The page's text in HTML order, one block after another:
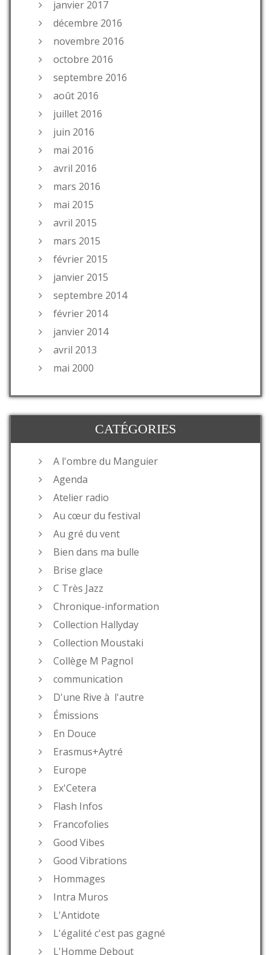
janvier 2017
décembre 2016
novembre 2016
octobre 2016
septembre 2016
août 2016
juillet 2016
juin 2016
mai 2016
avril 2016
mars 2016
mai 2015
avril 2015
mars 2015
février 2015
janvier 2015
septembre 2014
février 2014
janvier 2014
avril 2013
mai 2000
CATÉGORIES
A l'ombre du Manguier
Agenda
Atelier radio
Au cœur du festival
Au gré du vent
Bien dans ma bulle
Brise glace
C Très Jazz
Chronique-information
Collection Hallyday
Collection Moustaki
Collège M Pagnol
communication
D'une Rive à l'autre
Émissions
En Douce
Erasmus+Aytré
Europe
Ex'Cetera
Flash Infos
Francofolies
Good Vibes
Good Vibrations
Hommages
Intra Muros
L'Antidote
L'égalité c'est pas gagné
L'Homme Debout